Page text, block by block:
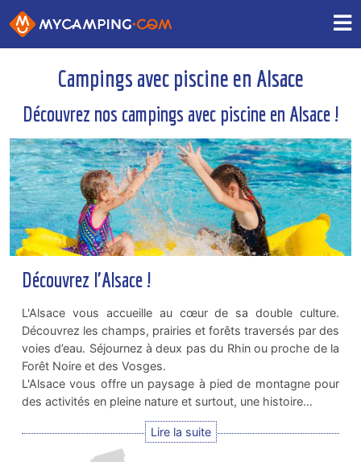
Campings avec piscine en Alsace
Découvrez nos campings avec piscine en Alsace !
Découvrez l'Alsace !
L'Alsace vous accueille au cœur de sa double culture.
Découvrez les champs, prairies et forêts traversés par des
voies d’eau. Séjournez à deux pas du Rhin ou proche de la
Forêt Noire et des Vosges.
L'Alsace vous offre un paysage à pied de montagne pour
des activités en pleine nature et surtout, une histoire…